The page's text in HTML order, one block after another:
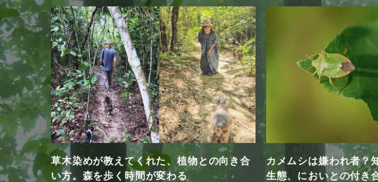
草木染めが教えてくれた、植物との向き合
い方。森を歩く時間が変わる
カメムシは嫌われ者？
生態、においとの付き